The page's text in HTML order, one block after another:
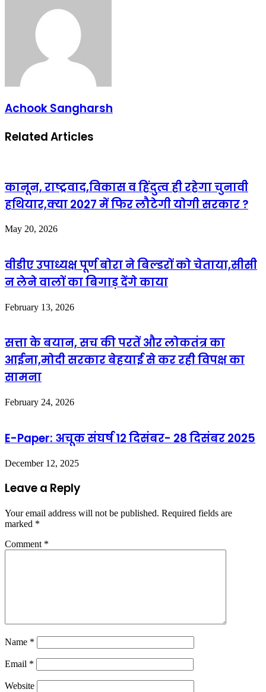
Achook Sangharsh
Related Articles
कानून, राष्ट्रवाद,विकास व हिंदुत्व ही रहेगा चुनावी
हथियार,क्या 2027 में फिर लौटेगी योगी सरकार ?
May 20, 2026
वीडीए उपाध्यक्ष पूर्ण बोरा ने बिल्डरों को चेताया,सीसी
न लेने वालों का बिगाड़ देंगे काया
February 13, 2026
सत्ता के बयान, सच की परतें और लोकतंत्र का
आईना,मोदी सरकार बेहयाई से कर रही विपक्ष का
सामना
February 24, 2026
E-Paper: अचूक संघर्ष 12 दिसंबर- 28 दिसंबर 2025
December 12, 2025
Leave a Reply
Your email address will not be published. Required fields are
marked *
Comment *
Name *
Email *
Website